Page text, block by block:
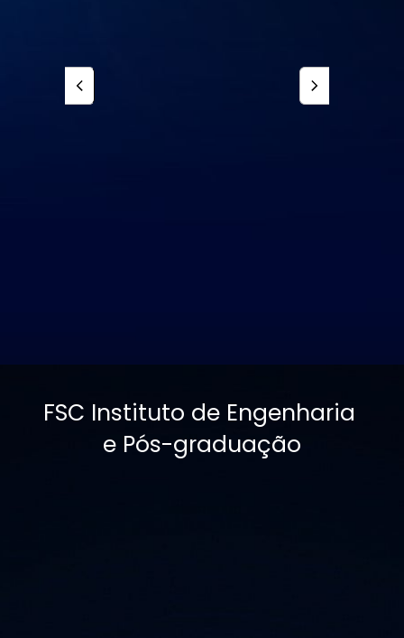
FSC Instituto de Engenharia
e Pós-graduação